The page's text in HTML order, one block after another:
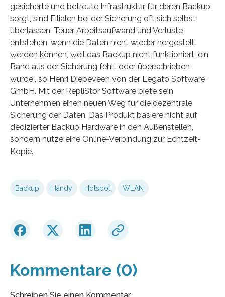
gesicherte und betreute Infrastruktur für deren Backup
sorgt, sind Filialen bei der Sicherung oft sich selbst
überlassen. Teuer Arbeitsaufwand und Verluste
entstehen, wenn die Daten nicht wieder hergestellt
werden können, weil das Backup nicht funktioniert, ein
Band aus der Sicherung fehlt oder überschrieben
wurde“, so Henri Diepeveen von der Legato Software
GmbH. Mit der RepliStor Software biete sein
Unternehmen einen neuen Weg für die dezentrale
Sicherung der Daten. Das Produkt basiere nicht auf
dedizierter Backup Hardware in den Außenstellen,
sondern nutze eine Online-Verbindung zur Echtzeit-
Kopie.
Backup Handy Hotspot WLAN
Kommentare (0)
Schreiben Sie einen Kommentar